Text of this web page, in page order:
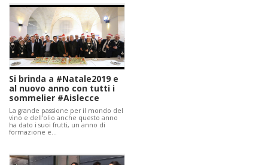
Si brinda a #Natale2019 e
al nuovo anno con tutti i
sommelier #Aislecce
La grande passione per il mondo del
vino e dell'olio anche questo anno
ha dato i suoi frutti, un anno di
formazione e…